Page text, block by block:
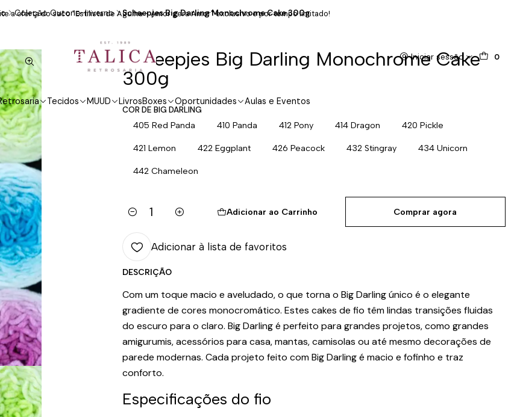
Iniciar sessão 0
Tecidos MUUD LivrosBoxes Oportunidades Aulas e Eventos
a oferta do saco "Estilista de Agulha - Amor gera Amor" exclusivo e por tempo limitado!
Coleção Outono-Inverno Scheepjes Big Darling Monochrome Cake 300g
Scheepjes Big Darling Monochrome Cake
300g
COR DE BIG DARLING
405 Red Panda 410 Panda 412 Pony 414 Dragon 420 Pickle
421 Lemon 422 Eggplant 426 Peacock 432 Stingray 434 Unicorn
442 Chameleon
Quantidade
Adicionar ao Carrinho Comprar agora
Adicionar à lista de favoritos
DESCRIÇÃO
Com um toque macio e aveludado, o que torna o Big Darling único é o elegante
gradiente de cores monocromático. Estes cakes de fio têm lindas transições fluidas
do escuro para o claro. Big Darling é perfeito para grandes projetos, como grandes
amigurumis, acessórios para casa, mantas, camisolas ou até mesmo decorações de
parede modernas. Cada projeto feito com Big Darling é macio e fofinho e traz
conforto.
Especificações do fio